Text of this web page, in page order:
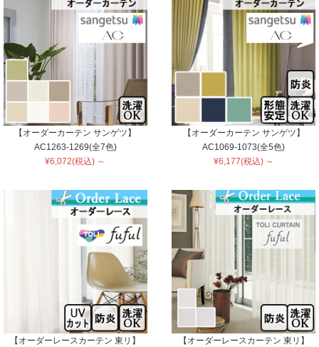
【オーダーカーテン サンゲツ】
AC1263-1269(全7色)
¥6,072(税込) ～
【オーダーカーテン サンゲツ】
AC1069-1073(全5色)
¥6,177(税込) ～
【オーダーレースカーテン 東リ】
【オーダーレースカーテン 東リ】